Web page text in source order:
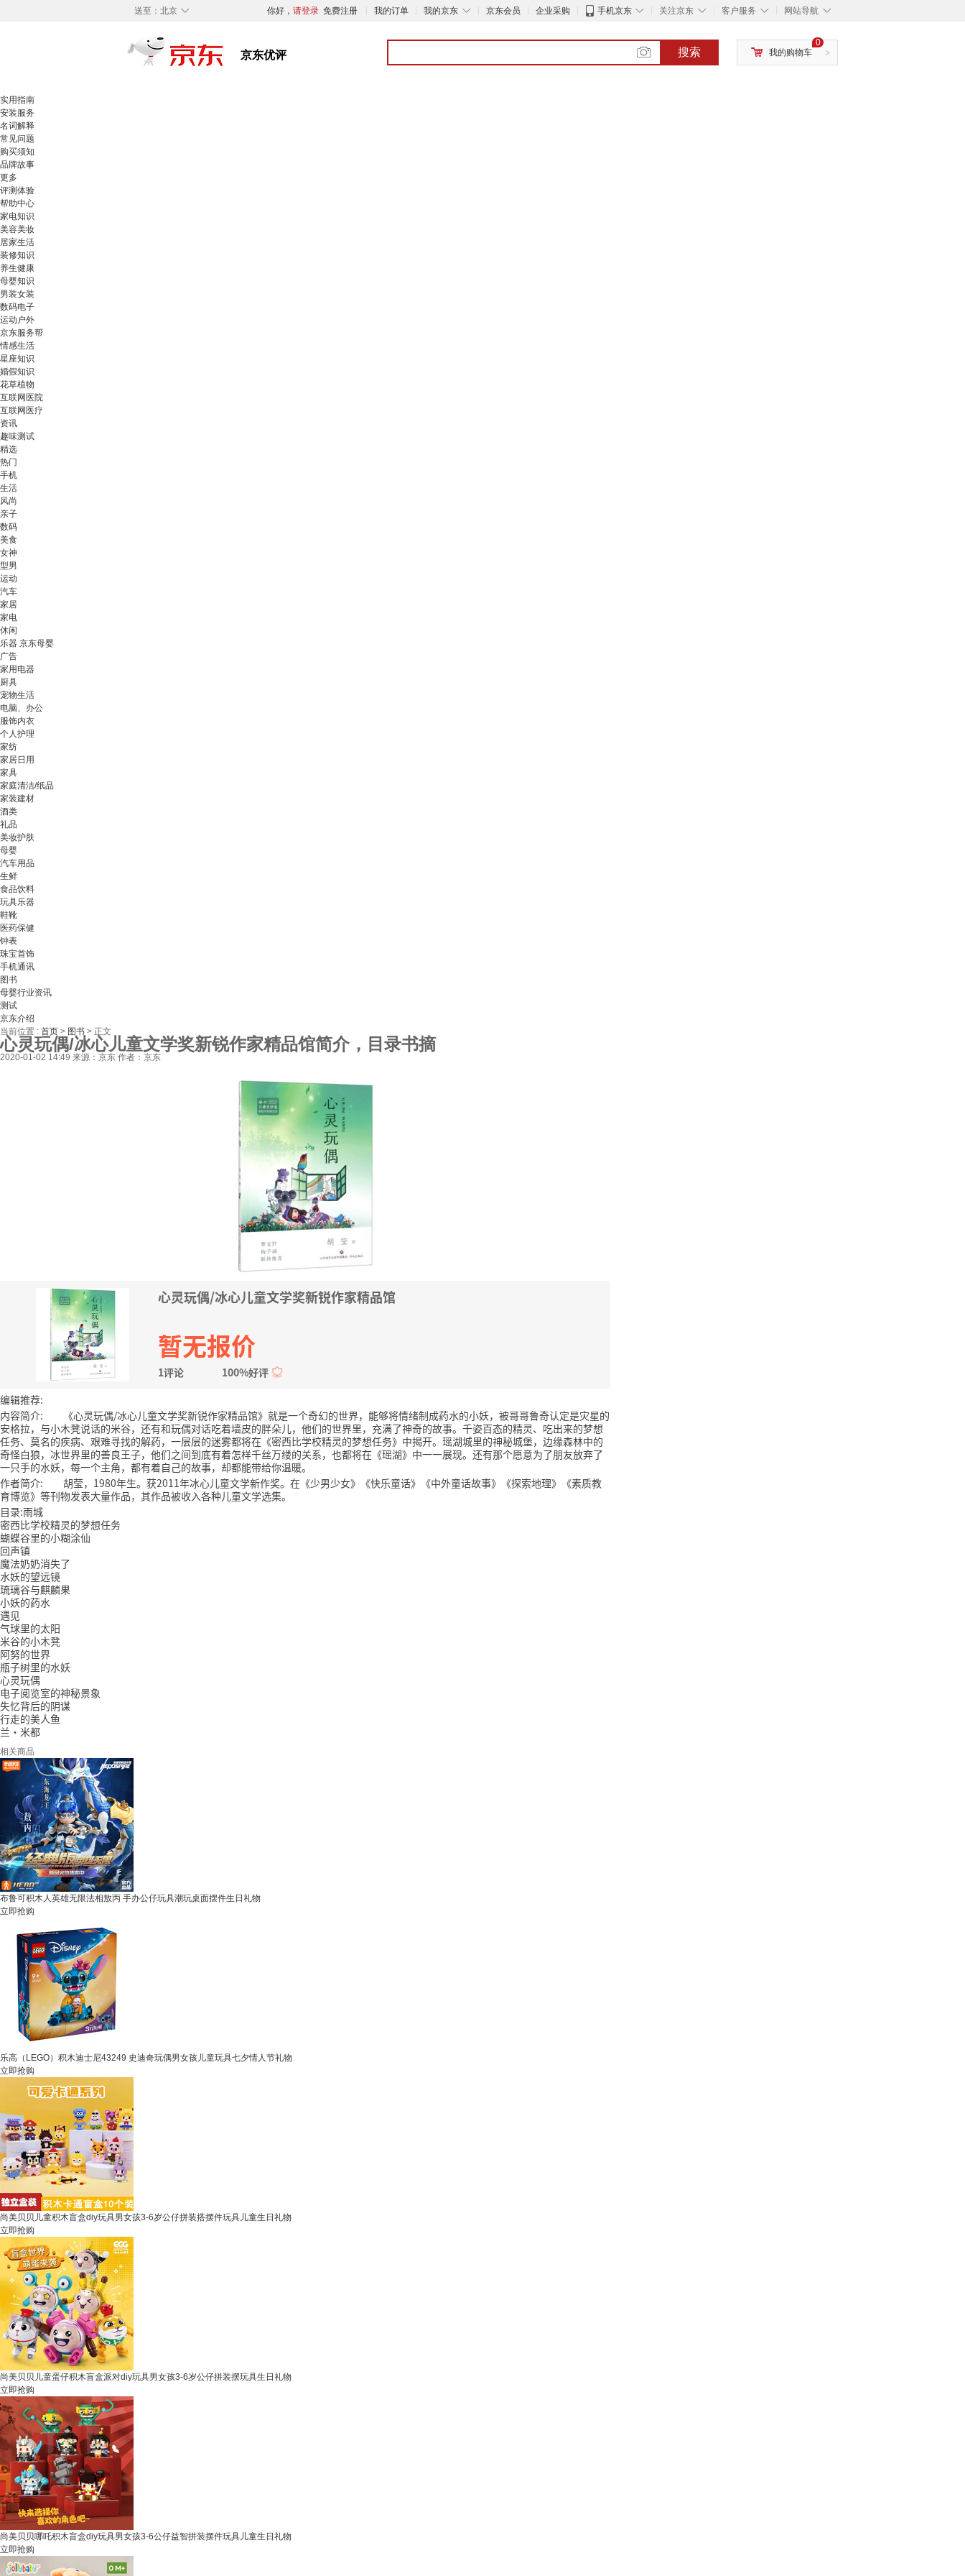
◇
送至： 北京 你好， 请登录 免费注册 我的订单 ◇
我的京东 京东会员 企业采购 ◇
手机京东 ◇
关注京东 ◇
客户服务 ◇
网站导航
搜索 >
0
我的购物车
实用指南
安装服务
名词解释
常见问题
购买须知
品牌故事
更多
评测体验
帮助中心
家电知识
美容美妆
居家生活
装修知识
养生健康
母婴知识
男装女装
数码电子
运动户外
京东服务帮
情感生活
星座知识
婚假知识
花草植物
互联网医院
互联网医疗
资讯
趣味测试
精选
热门
手机
生活
风尚
亲子
数码
美食
女神
型男
运动
汽车
家居
家电
休闲
乐器 京东母婴
广告
家用电器
厨具
宠物生活
电脑、办公
服饰内衣
个人护理
家纺
家居日用
家具
家庭清洁/纸品
家装建材
酒类
礼品
美妆护肤
母婴
汽车用品
生鲜
食品饮料
玩具乐器
鞋靴
医药保健
钟表
珠宝首饰
手机通讯
图书
母婴行业资讯
测试
京东介绍
当前位置 : 首页 > 图书 > 正文
心灵玩偶/冰心儿童文学奖新锐作家精品馆简介，目录书摘
2020-01-02 14:49 来源：京东 作者：京东
心灵玩偶/冰心儿童文学奖新锐作家精品馆
暂无报价
1评论
100%好评
编辑推荐:
内容简介: 《心灵玩偶/冰心儿童文学奖新锐作家精品馆》就是一个奇幻的世界，能够将情绪制成药水的小妖，被哥哥鲁奇认定是灾星的
安格拉，与小木凳说话的米谷，还有和玩偶对话吃着墙皮的胖朵儿，他们的世界里，充满了神奇的故事。千姿百态的精灵、吃出来的梦想
任务、莫名的疾病、艰难寻找的解药，一层层的迷雾都将在《密西比学校精灵的梦想任务》中揭开。瑶湖城里的神秘城堡，边缘森林中的
奇怪白狼，冰世界里的善良王子，他们之间到底有着怎样千丝万缕的关系，也都将在《瑶湖》中一一展现。还有那个愿意为了朋友放弃了
一只手的水妖，每一个主角，都有着自己的故事，却都能带给你温暖。
作者简介: 胡莹，1980年生。获2011年冰心儿童文学新作奖。在《少男少女》《快乐童话》《中外童话故事》《探索地理》《素质教
育博览》等刊物发表大量作品，其作品被收入各种儿童文学选集。
目录:雨城
密西比学校精灵的梦想任务
蝴蝶谷里的小糊涂仙
回声镇
魔法奶奶消失了
水妖的望远镜
琉璃谷与麒麟果
小妖的药水
遇见
气球里的太阳
米谷的小木凳
阿努的世界
瓶子树里的水妖
心灵玩偶
电子阅览室的神秘景象
失忆背后的阴谋
行走的美人鱼
兰·米都
相关商品
布鲁可积木人英雄无限法相敖丙 手办公仔玩具潮玩桌面摆件生日礼物
立即抢购
乐高（LEGO）积木迪士尼43249 史迪奇玩偶男女孩儿童玩具七夕情人节礼物
立即抢购
尚美贝贝儿童积木盲盒diy玩具男女孩3-6岁公仔拼装搭摆件玩具儿童生日礼物
立即抢购
尚美贝贝儿童蛋仔积木盲盒派对diy玩具男女孩3-6岁公仔拼装摆玩具生日礼物
立即抢购
尚美贝贝哪吒积木盲盒diy玩具男女孩3-6公仔益智拼装摆件玩具儿童生日礼物
立即抢购